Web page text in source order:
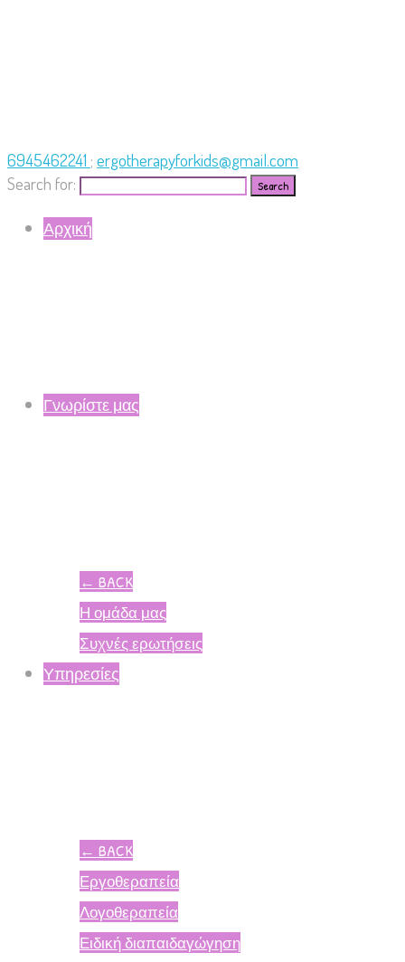
6945462241 ; ergotherapyforkids@gmail.com
Search for:
Αρχική
Γνωρίστε μας
← BACK
Η ομάδα μας
Συχνές ερωτήσεις
Υπηρεσίες
← BACK
Εργοθεραπεία
Λογοθεραπεία
Ειδική διαπαιδαγώγηση